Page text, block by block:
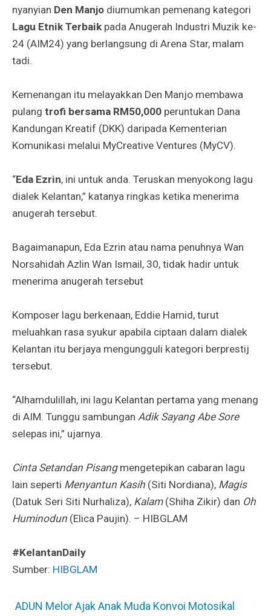
nyanyian Den Manjo diumumkan pemenang kategori
Lagu Etnik Terbaikpada Anugerah Industri Muzik ke-
24 (AIM24) yang berlangsung di Arena Star, malam
tadi.
Kemenangan itu melayakkan Den Manjo membawa
pulang trofi bersama RM50,000 peruntukan Dana
Kandungan Kreatif (DKK) daripada Kementerian
Komunikasi melalui MyCreative Ventures (MyCV).
“Eda Ezrin, ini untuk anda. Teruskan menyokong lagu
dialek Kelantan,” katanya ringkas ketika menerima
anugerah tersebut.
Bagaimanapun, Eda Ezrin atau nama penuhnya Wan
Norsahidah Azlin Wan Ismail, 30, tidak hadir untuk
menerima anugerah tersebut
Komposer lagu berkenaan, Eddie Hamid, turut
meluahkan rasa syukur apabila ciptaan dalam dialek
Kelantan itu berjaya mengungguli kategori berprestij
tersebut.
“Alhamdulillah, ini lagu Kelantan pertama yang menang
di AIM. Tunggu sambungan Adik Sayang Abe Sore
selepas ini,” ujarnya.
Cinta Setandan Pisangmengetepikan cabaran lagu
lain seperti Menyantun Kasih (Siti Nordiana), Magis
(Datuk Seri Siti Nurhaliza), Kalam(Shiha Zikir) dan Oh
Huminodun (Elica Paujin). – HIBGLAM
#KelantanDaily
Sumber: HIBGLAM
ADUN Melor Ajak Anak Muda Konvoi Motosikal